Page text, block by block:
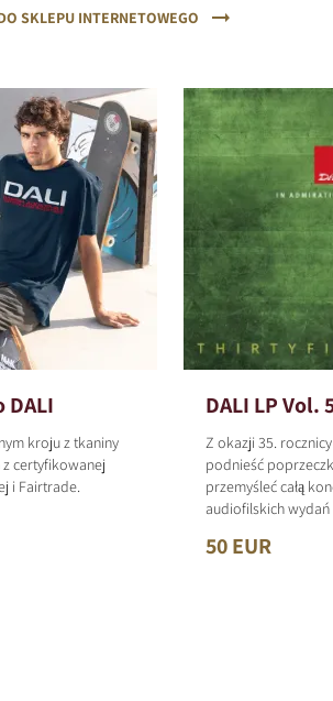
SKLEPU INTERNETOWEGO
DALI
kroju z tkaniny
certyfikowanej
i Fairtrade.
DALI LP Vol.
Z okazji 35.
podnieść
przemyśleć całą
audiofilskich
50 EUR